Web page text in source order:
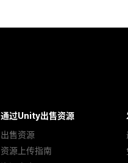
通过Unity出售资源
出售资源
资源上传指南